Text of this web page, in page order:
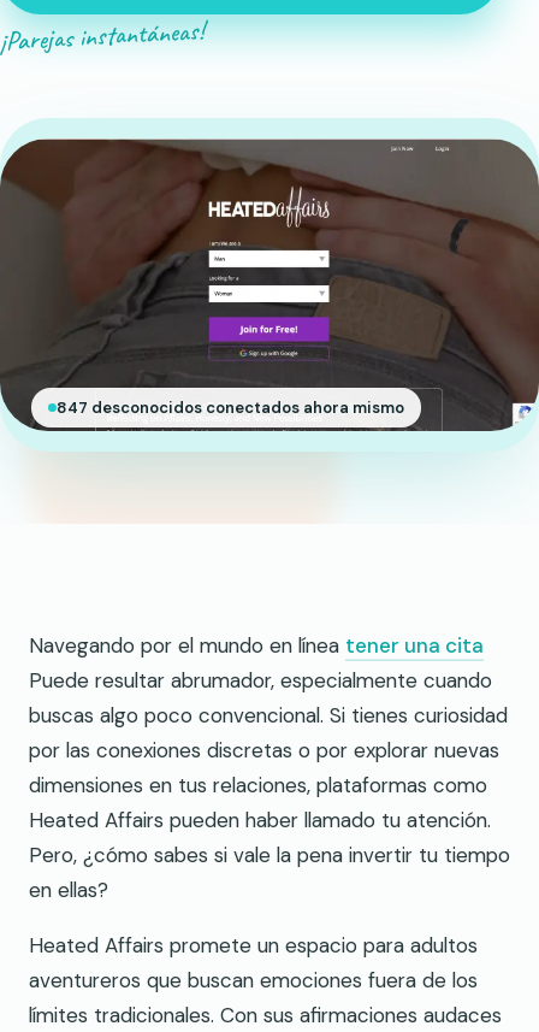
¡Parejas instantáneas!
847 desconocidos conectados ahora mismo
Navegando por el mundo en línea tener una cita
Puede resultar abrumador, especialmente cuando
buscas algo poco convencional. Si tienes curiosidad
por las conexiones discretas o por explorar nuevas
dimensiones en tus relaciones, plataformas como
Heated Affairs pueden haber llamado tu atención.
Pero, ¿cómo sabes si vale la pena invertir tu tiempo
en ellas?
Heated Affairs promete un espacio para adultos
aventureros que buscan emociones fuera de los
límites tradicionales. Con sus afirmaciones audaces